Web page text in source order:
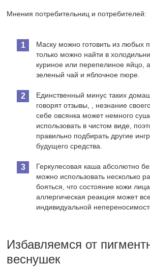
Мнения потребительниц и потребителей:
Маску можно готовить из любых
только можно найти в
куриное или перепелиное яйцо,
зеленый чай и яблочное пюре.
Единственный минус таких
говорят отзывы, , незнание
себе овсянка может немного
использовать в чистом виде,
правильно подбирать другие
будущего средства.
Геркулесовая каша абсолютно
можно использовать несколько
бояться, что состояние кожи
аллергическая реакция может
индивидуальной
Избавляемся от
веснушек